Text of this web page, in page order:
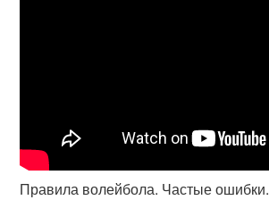
Правила волейбола. Частые ошибки.